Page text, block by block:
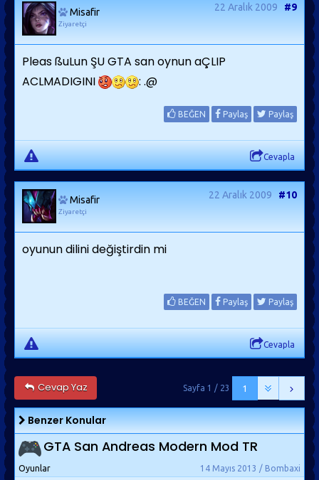
Misafir
Ziyaretçi
22 Aralık 2009 #9
Pleas ßuLun ŞU GTA san oynun aÇLIP
ACLMADIGINI
: .@
BEĞEN Paylaş Paylaş
Cevapla
Misafir
Ziyaretçi
22 Aralık 2009 #10
oyunun dilini değiştirdin mi
BEĞEN Paylaş Paylaş
Cevapla
Cevap Yaz 1
Sayfa 1 / 23
Benzer Konular
GTA San Andreas Modern Mod TR
14 Mayıs 2013 / Bombaxi
Oyunlar